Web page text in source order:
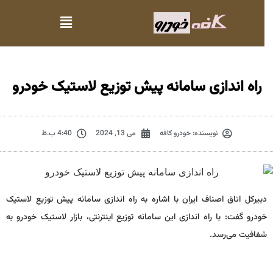
راه اندازی سامانه پیش توزیع لاستیک خودرو
نویسنده:خودرو کافه می 13, 2024 4:40 ب.ظ
دبیرکل اتاق اصناف ایران با اشاره به راه اندازی سامانه پیش توزیع لاستیک
خودرو گفت: با راه اندازی این سامانه توزیع اینترنتی، بازار لاستیک خودرو به
شفافیت می‌رسد.